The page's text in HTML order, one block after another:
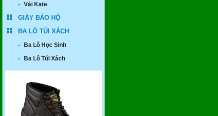
- Vải Kate
GIÀY BẢO HỘ
BA LÔ TÚI XÁCH
-
Ba Lô Học Sinh
- Ba Lô Túi Xách